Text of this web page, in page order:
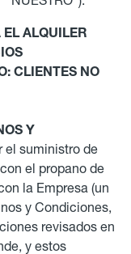
ALQUILER
CLIENTES NO
Y
el suministro de
el propano de
la Empresa (un
y Condiciones,
revisados en
y estos